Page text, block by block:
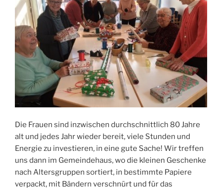
Die Frauen sind inzwischen durchschnittlich 80 Jahre
alt und jedes Jahr wieder bereit, viele Stunden und
Energie zu investieren, in eine gute Sache! Wir treffen
uns dann im Gemeindehaus, wo die kleinen Geschenke
nach Altersgruppen sortiert, in bestimmte Papiere
verpackt, mit Bändern verschnürt und für das